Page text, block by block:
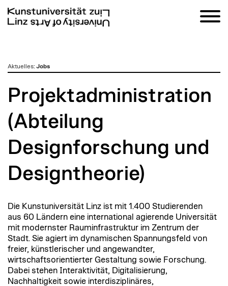
zumAktuelles: Jobs
Projektadministration
(Abteilung
Designforschung und
Designtheorie)
Die Kunstuniversität Linz ist mit 1.400 Studierenden
aus 60 Ländern eine international agierende Universität
mit modernster Rauminfrastruktur im Zentrum der
Stadt. Sie agiert im dynamischen Spannungsfeld von
freier, künstlerischer und angewandter,
wirtschaftsorientierter Gestaltung sowie Forschung.
Dabei stehen Interaktivität, Digitalisierung,
Nachhaltigkeit sowie interdisziplinäres,